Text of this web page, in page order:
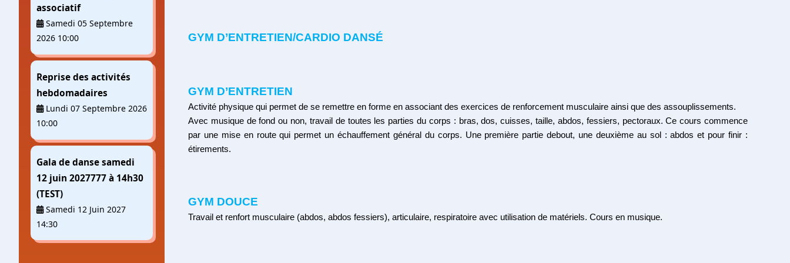
GYM D’ENTRETIEN/CARDIO DANSÉ
GYM D’ENTRETIEN
Activité physique qui permet de se remettre en forme en associant des exercices de renforcement musculaire ainsi que des assouplissements.
Avec musique de fond ou non, travail de toutes les parties du corps : bras, dos, cuisses, taille, abdos, fessiers, pectoraux. Ce cours commence
par une mise en route qui permet un échauffement général du corps. Une première partie debout, une deuxième au sol : abdos et pour finir :
étirements.
GYM DOUCE
Travail et renfort musculaire (abdos, abdos fessiers), articulaire, respiratoire avec utilisation de matériels. Cours en musique.
associatif
Samedi 05 Septembre
2026 10:00
Reprise des activités
hebdomadaires
Lundi 07 Septembre 2026
10:00
Gala de danse samedi
12 juin 2027777 à 14h30
(TEST)
Samedi 12 Juin 2027
14:30